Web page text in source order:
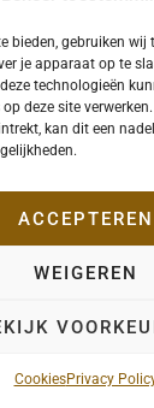
bieden, gebruiken
je apparaat op te
technologieën
deze site
kan dit een
ACCEPTEREN
WEIGEREN
CookiesPrivacy
vrije baan
indegazette.be |